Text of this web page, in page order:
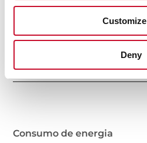
Customize
Deny
Características particulares
Ligação elétrica
Consumo de energia